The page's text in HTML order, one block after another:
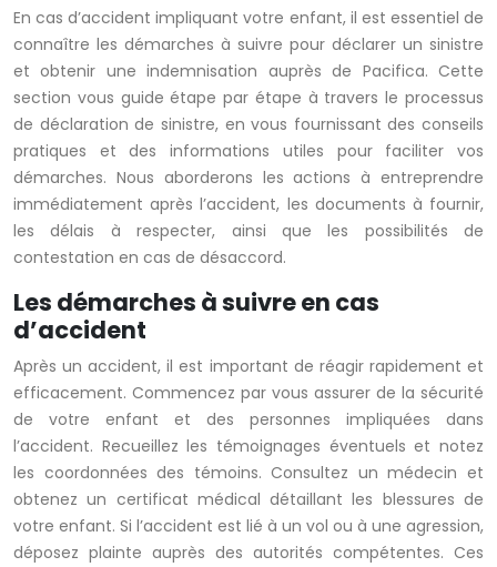
En cas d’accident impliquant votre enfant, il est essentiel de
connaître les démarches à suivre pour déclarer un sinistre
et obtenir une indemnisation auprès de Pacifica. Cette
section vous guide étape par étape à travers le processus
de déclaration de sinistre, en vous fournissant des conseils
pratiques et des informations utiles pour faciliter vos
démarches. Nous aborderons les actions à entreprendre
immédiatement après l’accident, les documents à fournir,
les délais à respecter, ainsi que les possibilités de
contestation en cas de désaccord.
Les démarches à suivre en cas
d’accident
Après un accident, il est important de réagir rapidement et
efficacement. Commencez par vous assurer de la sécurité
de votre enfant et des personnes impliquées dans
l’accident. Recueillez les témoignages éventuels et notez
les coordonnées des témoins. Consultez un médecin et
obtenez un certificat médical détaillant les blessures de
votre enfant. Si l’accident est lié à un vol ou à une agression,
déposez plainte auprès des autorités compétentes. Ces